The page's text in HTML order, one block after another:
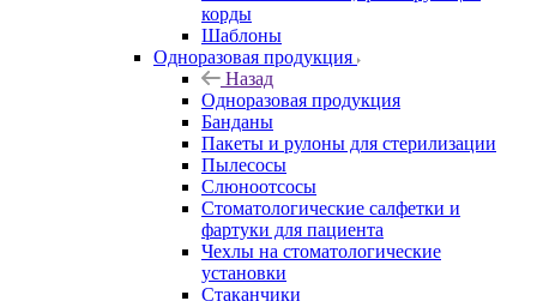
корды
Шаблоны
Одноразовая продукция
Назад
Одноразовая продукция
Банданы
Пакеты и рулоны для стерилизации
Пылесосы
Слюноотсосы
Стоматологические салфетки и
фартуки для пациента
Чехлы на стоматологические
установки
Стаканчики